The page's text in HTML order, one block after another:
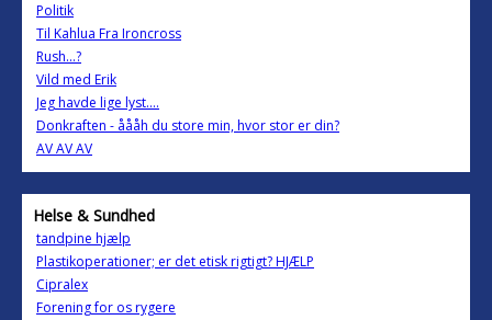
Politik
Til Kahlua Fra Ironcross
Rush...?
Vild med Erik
Jeg havde lige lyst....
Donkraften - åååh du store min, hvor stor er din?
AV AV AV
Helse & Sundhed
tandpine hjælp
Plastikoperationer; er det etisk rigtigt? HJÆLP
Cipralex
Forening for os rygere